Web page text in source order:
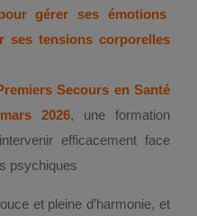
gérer ses émotions
ses tensions corporelles
Secours en Santé
2026, une formation
efficacement face
psychiques
et pleine d’harmonie, et